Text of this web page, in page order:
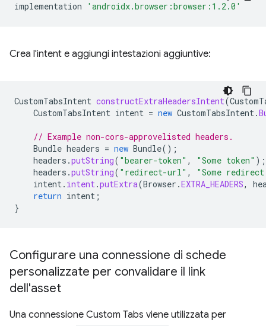
implementation 'androidx.browser:browser:1.2.0'
Crea l'intent e aggiungi intestazioni aggiuntive:
CustomTabsIntent constructExtraHeadersIntent(
CustomTabsIntent intent = new CustomTabsIntent.
// Example non-cors-approvelisted headers.
Bundle headers = new Bundle();
headers .putString( "bearer-token" , "Some token" );
headers .putString( "redirect-url" ,
"Some
intent. intent.putExtra(Browser .EXTRA_HEADERS,
return intent ;
}
Configurare una connessione di schede
personalizzate per convalidare il link
dell'asset
Una connessione Custom Tabs viene utilizzata per